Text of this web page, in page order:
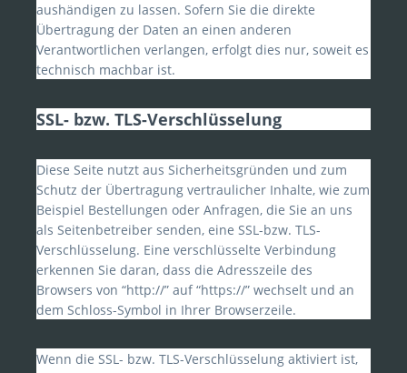
aushändigen zu lassen. Sofern Sie die direkte
Übertragung der Daten an einen anderen
Verantwortlichen verlangen, erfolgt dies nur, soweit es
technisch machbar ist.
SSL- bzw. TLS-Verschlüsselung
Diese Seite nutzt aus Sicherheitsgründen und zum
Schutz der Übertragung vertraulicher Inhalte, wie zum
Beispiel Bestellungen oder Anfragen, die Sie an uns
als Seitenbetreiber senden, eine SSL-bzw. TLS-
Verschlüsselung. Eine verschlüsselte Verbindung
erkennen Sie daran, dass die Adresszeile des
Browsers von “http://” auf “https://” wechselt und an
dem Schloss-Symbol in Ihrer Browserzeile.
Wenn die SSL- bzw. TLS-Verschlüsselung aktiviert ist,